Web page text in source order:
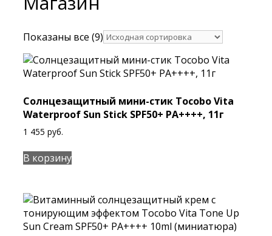
Показаны все (9)
Cолнцезащитный мини-стик Tocobo Vita
Waterproof Sun Stick SPF50+ PA++++, 11г
1 455 руб.
В корзину